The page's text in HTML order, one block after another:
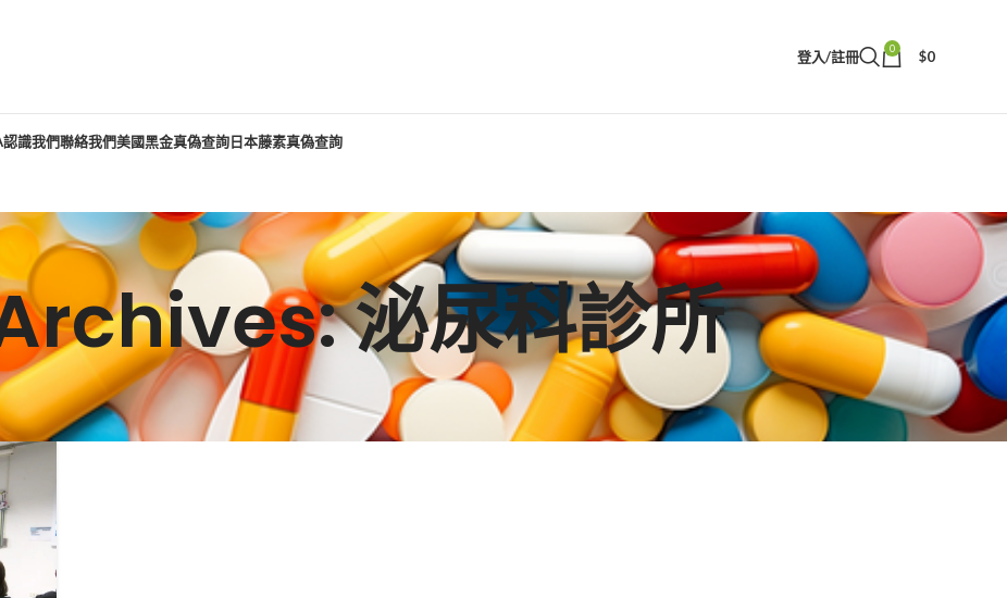
登入/註冊 0 $0
認識我們聯絡我們美國黑金真偽查詢日本藤素真偽查詢
泌尿科診所